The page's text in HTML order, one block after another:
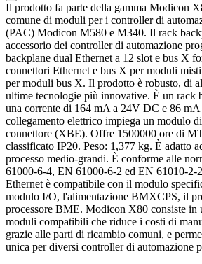
Il prodotto fa parte della gamma Modicon
comune di moduli per i controller di
(PAC) Modicon M580 e M340. Il rack
accessorio dei controller di automazione
backplane dual Ethernet a 12 slot e bus X
connettori Ethernet e bus X per moduli
per moduli bus X. Il prodotto è robusto, di
ultime tecnologie più innovative. È un rack
una corrente di 164 mA a 24V DC e 86
collegamento elettrico impiega un modulo di
connettore (XBE). Offre 1500000 ore di
classificato IP20. Peso: 1,377 kg. È adatto
processo medio-grandi. È conforme alle
61000-6-4, EN 61000-6-2 ed EN 61010-2-
Ethernet è compatibile con il modulo
modulo I/O, l'alimentazione BMXCPS, il
processore BME. Modicon X80 consiste in
moduli compatibili che riduce i costi di
grazie alle parti di ricambio comuni, e
unica per diversi controller di automazione